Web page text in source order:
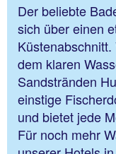
Der beliebte
sich über einen
dem klaren
Sandstränden
einstige
und bietet jede
Für noch mehr